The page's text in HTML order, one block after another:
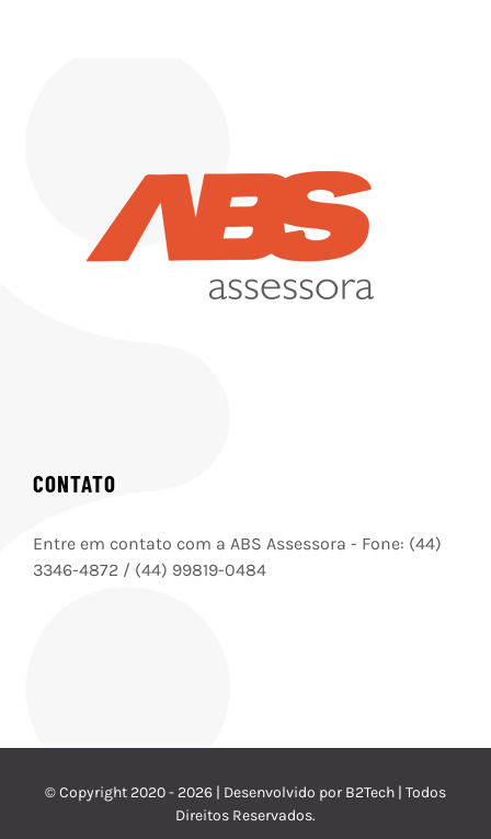
CONTATO
Entre em contato com a ABS Assessora - Fone: (44)
3346-4872 / (44) 99819-0484
© Copyright 2020 - 2026 | Desenvolvido por B2Tech | Todos
Direitos Reservados.